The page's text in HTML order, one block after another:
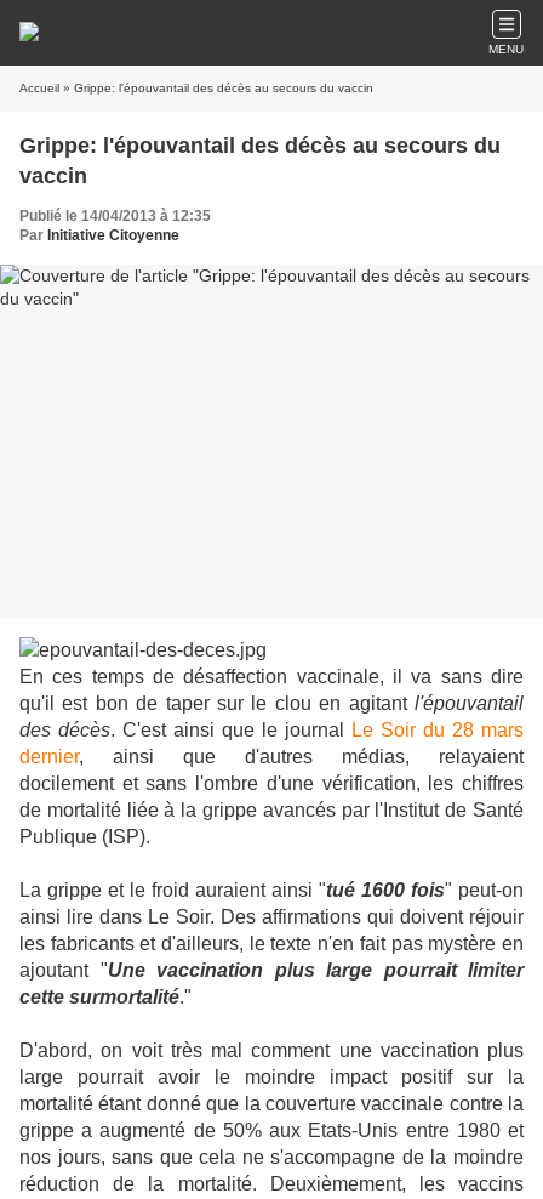
MENU
Accueil » Grippe: l'épouvantail des décès au secours du vaccin
Grippe: l'épouvantail des décès au secours du
vaccin
Publié le 14/04/2013 à 12:35
Par Initiative Citoyenne
En ces temps de désaffection vaccinale, il va sans dire
qu'il est bon de taper sur le clou en agitant l'épouvantail
des décès. C'est ainsi que le journal
Le Soir du 28 mars
dernier, ainsi que d'autres médias, relayaient
docilement et sans l'ombre d'une vérification, les chiffres
de mortalité liée à la grippe avancés par l'Institut de Santé
Publique (ISP).
La grippe et le froid auraient ainsi "tué 1600 fois" peut-on
ainsi lire dans Le Soir. Des affirmations qui doivent réjouir
les fabricants et d'ailleurs, le texte n'en fait pas mystère en
ajoutant "Une vaccination plus large pourrait limiter
cette surmortalité."
D'abord, on voit très mal comment une vaccination plus
large pourrait avoir le moindre impact positif sur la
mortalité étant donné que la couverture vaccinale contre la
grippe a augmenté de 50% aux Etats-Unis entre 1980 et
nos jours, sans que cela ne s'accompagne de la moindre
réduction de la mortalité. Deuxièmement, les vaccins